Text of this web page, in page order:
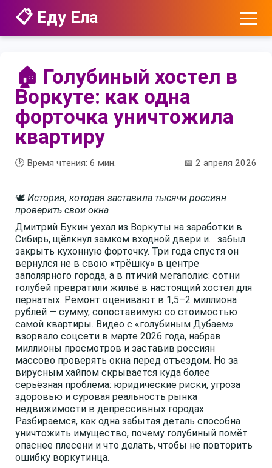
📋 Еду Ела
🏠 Голубиный хостел в
Воркуте: как одна
форточка уничтожила
квартиру
🕑 Время чтения: 6 мин. 📅 2 апреля 2026
🕊️ История, которая заставила тысячи россиян
проверить свои окна
Дмитрий Букин уехал из Воркуты на заработки в
Сибирь, щёлкнул замком входной двери и… забыл
закрыть кухонную форточку. Три года спустя он
вернулся не в свою «трёшку» в центре
заполярного города, а в птичий мегаполис: сотни
голубей превратили жильё в настоящий хостел для
пернатых. Ремонт оценивают в 1,5–2 миллиона
рублей — сумму, сопоставимую со стоимостью
самой квартиры. Видео с «голубиным Дубаем»
взорвало соцсети в марте 2026 года, набрав
миллионы просмотров и заставив россиян
массово проверять окна перед отъездом. Но за
вирусным хайпом скрывается куда более
серьёзная проблема: юридические риски, угроза
здоровью и суровая реальность рынка
недвижимости в депрессивных городах.
Разбираемся, как одна забытая деталь способна
уничтожить имущество, почему голубиный помёт
опаснее плесени и что делать, чтобы не повторить
ошибку воркутинца.